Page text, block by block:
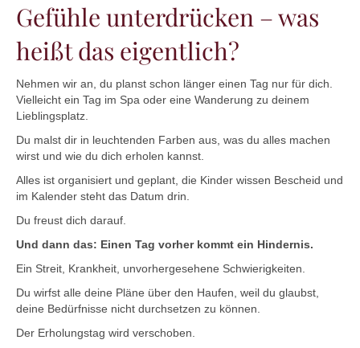
Gefühle unterdrücken – was
heißt das eigentlich?
Nehmen wir an, du planst schon länger einen Tag nur für dich.
Vielleicht ein Tag im Spa oder eine Wanderung zu deinem
Lieblingsplatz.
Du malst dir in leuchtenden Farben aus, was du alles machen
wirst und wie du dich erholen kannst.
Alles ist organisiert und geplant, die Kinder wissen Bescheid und
im Kalender steht das Datum drin.
Du freust dich darauf.
Und dann das: Einen Tag vorher kommt ein Hindernis.
Ein Streit, Krankheit, unvorhergesehene Schwierigkeiten.
Du wirfst alle deine Pläne über den Haufen, weil du glaubst,
deine Bedürfnisse nicht durchsetzen zu können.
Der Erholungstag wird verschoben.